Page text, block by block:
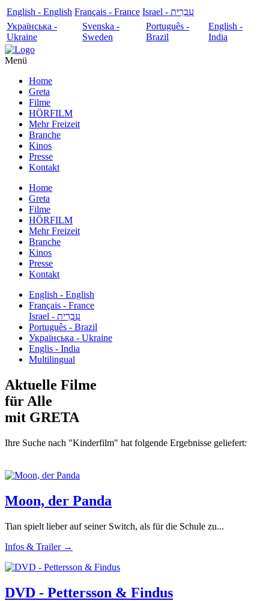
English - English Français - France
עִבְרִית - Israel
Українська -
Ukraine
Svenska -
Sweden
Português -
Brazil
English -
India
Menü
Home
Greta
Filme
HÖRFILM
Mehr Freizeit
Branche
Kinos
Presse
Kontakt
Home
Greta
Filme
HÖRFILM
Mehr Freizeit
Branche
Kinos
Presse
Kontakt
English - English
Français - France
עִבְרִית - Israel
Português - Brazil
Українська - Ukraine
Englis - India
Multilingual
Aktuelle Filme
für Alle
mit GRETA
Ihre Suche nach "Kinderfilm" hat folgende Ergebnisse geliefert:
Moon, der Panda
Tian spielt lieber auf seiner Switch, als für die Schule zu...
Infos & Trailer →
DVD - Pettersson & Findus